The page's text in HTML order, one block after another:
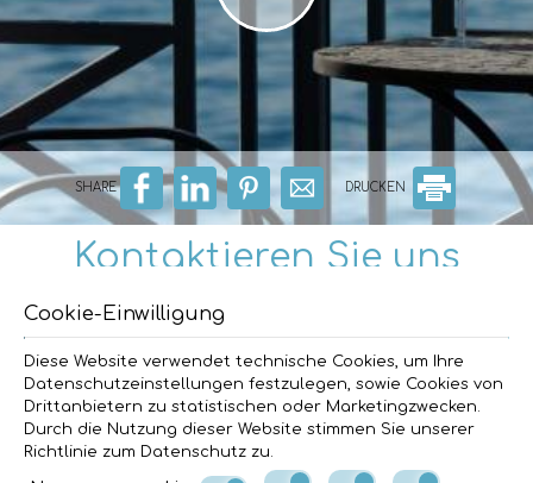
SHARE DRUCKEN
Kontaktieren Sie uns
Wohnungen - Studios am Meer in Lefkada
Perigiali, Nydri - 31084 Lefkada - Griechenland
+30 26450 92630
+30 6985906629
info@thalassa-lefkada.com
Check-in 15:00 Check-out 11:00
Cookie-Einwilligung
Diese Website verwendet technische Cookies, um Ihre
Datenschutzeinstellungen festzulegen, sowie Cookies von
Drittanbietern zu statistischen oder Marketingzwecken.
Durch die Nutzung dieser Website stimmen Sie unserer
Richtlinie zum Datenschutz zu.